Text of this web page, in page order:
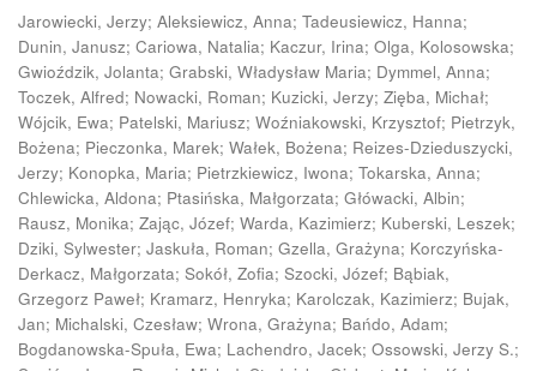
Jarowiecki, Jerzy; Aleksiewicz, Anna; Tadeusiewicz, Hanna;
Dunin, Janusz; Cariowa, Natalia; Kaczur, Irina; Olga, Kolosowska;
Gwioździk, Jolanta; Grabski, Władysław Maria; Dymmel, Anna;
Toczek, Alfred; Nowacki, Roman; Kuzicki, Jerzy; Zięba, Michał;
Wójcik, Ewa; Patelski, Mariusz; Woźniakowski, Krzysztof; Pietrzyk,
Bożena; Pieczonka, Marek; Wałek, Bożena; Reizes-Dzieduszycki,
Jerzy; Konopka, Maria; Pietrzkiewicz, Iwona; Tokarska, Anna;
Chlewicka, Aldona; Ptasińska, Małgorzata; Główacki, Albin;
Rausz, Monika; Zając, Józef; Warda, Kazimierz; Kuberski, Leszek;
Dziki, Sylwester; Jaskuła, Roman; Gzella, Grażyna; Korczyńska-
Derkacz, Małgorzata; Sokół, Zofia; Szocki, Józef; Bąbiak,
Grzegorz Paweł; Kramarz, Henryka; Karolczak, Kazimierz; Bujak,
Jan; Michalski, Czesław; Wrona, Grażyna; Bańdo, Adam;
Bogdanowska-Spuła, Ewa; Lachendro, Jacek; Ossowski, Jerzy S.;